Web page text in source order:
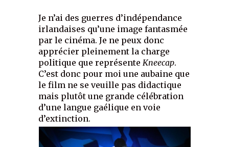
Je n’ai des guerres d’indépendance
irlandaises qu’une image fantasmée
par le cinéma. Je ne peux donc
apprécier pleinement la charge
politique que représente Kneecap.
C’est donc pour moi une aubaine que
le film ne se veuille pas didactique
mais plutôt une grande célébration
d’une langue gaélique en voie
d’extinction.